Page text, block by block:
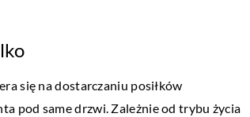
się na dostarczaniu posiłków
pod same drzwi. Zależnie od trybu życia
BEZ KATEGORII